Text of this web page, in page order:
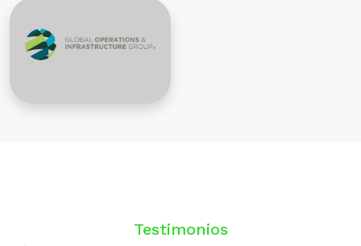
Testimonios